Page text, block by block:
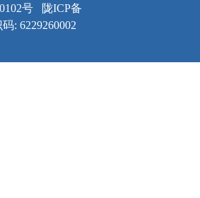
号
陇ICP备
: 6229260002